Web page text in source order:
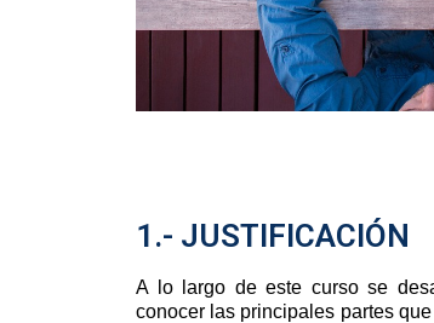
1.- JUSTIFICACIÓN
A lo largo de este curso se
conocer las principales partes